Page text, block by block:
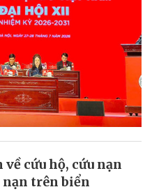
cứu hộ, cứu nạn
nạn trên biển